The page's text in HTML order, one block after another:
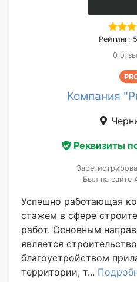
Рейтинг:
0
Компания
Реквизиты
Был на сайте
Успешно работающая
стажем в сфере
работ. Основным
является
благоустройством
территории, т...